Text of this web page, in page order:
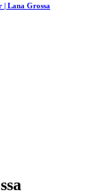
| Lana Grossa